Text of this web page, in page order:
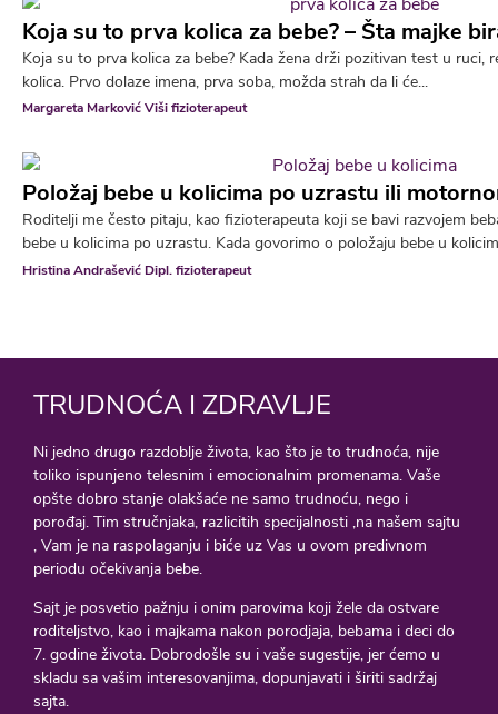
Koja su to prva kolica za bebe? – Šta majke
Koja su to prva kolica za bebe? Kada žena drži pozitivan test u ruci,
kolica. Prvo dolaze imena, prva soba, možda strah da li će...
Margareta Marković Viši fizioterapeut
Položaj bebe u kolicima po uzrastu ili
Roditelji me često pitaju, kao fizioterapeuta koji se bavi razvojem
bebe u kolicima po uzrastu. Kada govorimo o položaju bebe u
Hristina Andrašević Dipl. fizioterapeut
TRUDNOĆA I ZDRAVLJE
Ni jedno drugo razdoblje života, kao što je to trudnoća, nije
toliko ispunjeno telesnim i emocionalnim promenama. Vaše
opšte dobro stanje olakšaće ne samo trudnoću, nego i
porođaj. Tim stručnjaka, razlicitih specijalnosti ,na našem sajtu
, Vam je na raspolaganju i biće uz Vas u ovom predivnom
periodu očekivanja bebe.
Sajt je posvetio pažnju i onim parovima koji žele da ostvare
roditeljstvo, kao i majkama nakon porodjaja, bebama i deci do
7. godine života. Dobrodošle su i vaše sugestije, jer ćemo u
skladu sa vašim interesovanjima, dopunjavati i širiti sadržaj
sajta.